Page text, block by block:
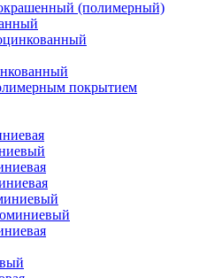
(полимерный)
покрытием